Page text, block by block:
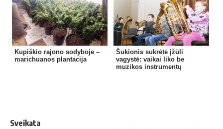
Kupiškio rajono sodyboje –
marichuanos plantacija
Šukionis sukrėtė įžūli
vagystė: vaikai liko be
muzikos instrumentų
Sveikata